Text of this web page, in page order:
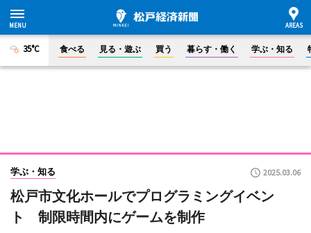
35°C 食べる 見る・遊ぶ 買う 暮らす・働く 学ぶ・知る
学ぶ・知る 2025.03.06
松戸市文化ホールでプログラミングイベン
ト 制限時間内にゲームを制作